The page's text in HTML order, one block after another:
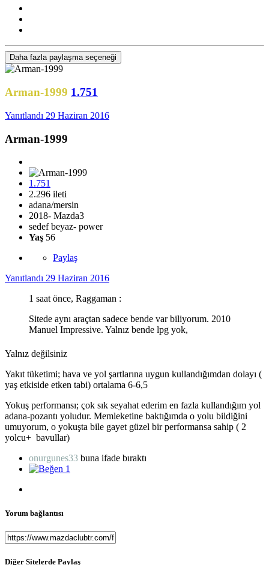
Daha fazla paylaşma seçeneği
Arman-1999 1.751
Yanıtlandı 29 Haziran 2016
Arman-1999
1.751
2.296 ileti
adana/mersin
2018- Mazda3
sedef beyaz- power
Yaş 56
Paylaş
Yanıtlandı 29 Haziran 2016
1 saat önce, Raggaman :
Sitede aynı araçtan sadece bende var biliyorum. 2010
Manuel Impressive. Yalnız bende lpg yok,
Yalnız değilsiniz
Yakıt tüketimi; hava ve yol şartlarına uygun kullandığımdan dolayı (
yaş etkiside etken tabi) ortalama 6-6,5
Yokuş performansı; çok sık seyahat ederim en fazla kullandığım yol
adana-pozantı yoludur. Memleketine baktığımda o yolu bildiğini
umuyorum, o yokuşta bile gayet güzel bir performansa sahip ( 2
yolcu+ bavullar)
onurgunes33 buna ifade bıraktı
1
Yorum bağlantısı
Diğer Sitelerde Paylaş